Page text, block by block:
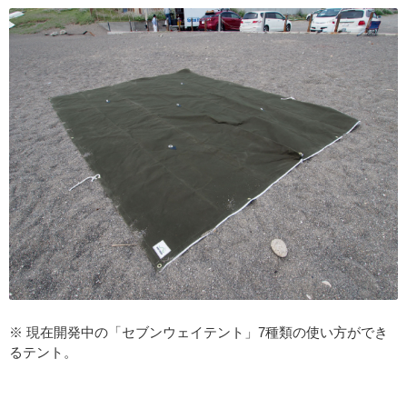
※ 現在開発中の「セブンウェイテント」7種類の使い方ができ
るテント。